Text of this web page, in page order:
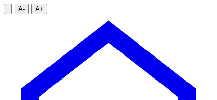
A- A+